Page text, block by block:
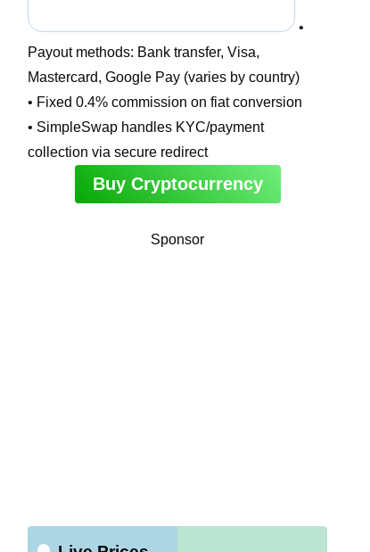
•
Payout methods: Bank transfer, Visa,
Mastercard, Google Pay (varies by country)
• Fixed 0.4% commission on fiat conversion
• SimpleSwap handles KYC/payment
collection via secure redirect
Buy Cryptocurrency
Sponsor